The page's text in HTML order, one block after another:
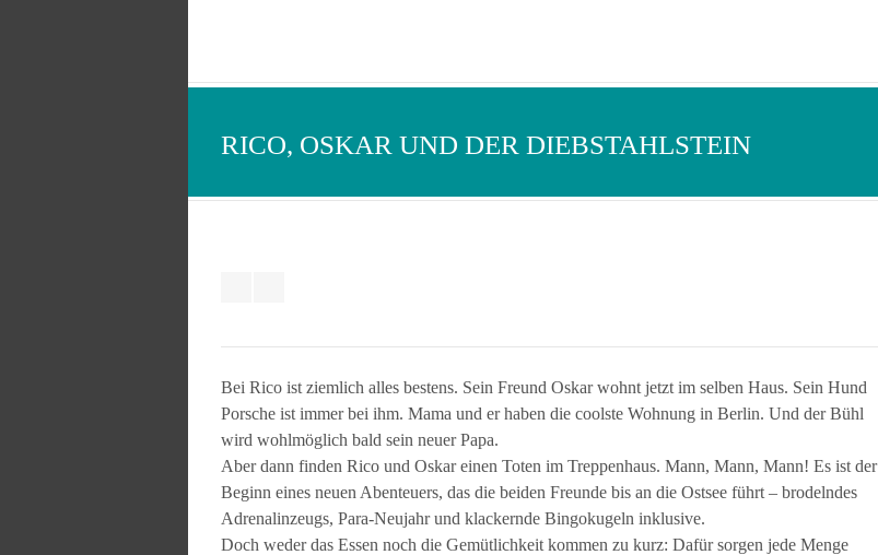
RICO, OSKAR UND DER DIEBSTAHLSTEIN
Bei Rico ist ziemlich alles bestens. Sein Freund Oskar wohnt jetzt im selben Haus. Sein Hund
Porsche ist immer bei ihm. Mama und er haben die coolste Wohnung in Berlin. Und der Bühl
wird wohlmöglich bald sein neuer Papa.
Aber dann finden Rico und Oskar einen Toten im Treppenhaus. Mann, Mann, Mann! Es ist der
Beginn eines neuen Abenteuers, das die beiden Freunde bis an die Ostsee führt – brodelndes
Adrenalinzeugs, Para-Neujahr und klackernde Bingokugeln inklusive.
Doch weder das Essen noch die Gemütlichkeit kommen zu kurz: Dafür sorgen jede Menge